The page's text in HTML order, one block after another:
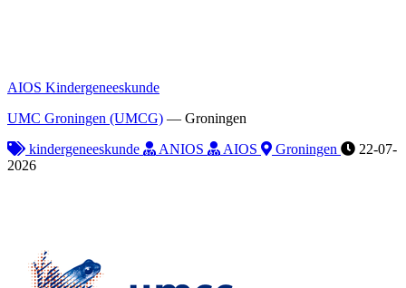
AIOS Kindergeneeskunde
UMC Groningen (UMCG) — Groningen
kindergeneeskunde
ANIOS AIOS Groningen
22-07-
2026